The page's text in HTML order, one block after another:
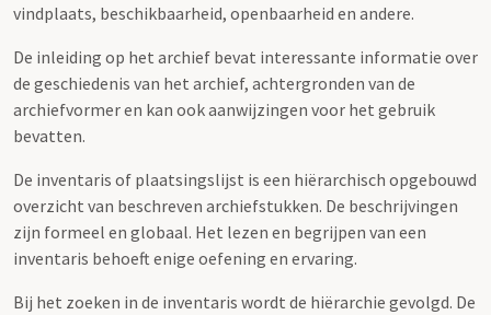
vindplaats, beschikbaarheid, openbaarheid en andere.
De inleiding op het archief bevat interessante informatie over
de geschiedenis van het archief, achtergronden van de
archiefvormer en kan ook aanwijzingen voor het gebruik
bevatten.
De inventaris of plaatsingslijst is een hiërarchisch opgebouwd
overzicht van beschreven archiefstukken. De beschrijvingen
zijn formeel en globaal. Het lezen en begrijpen van een
inventaris behoeft enige oefening en ervaring.
Bij het zoeken in de inventaris wordt de hiërarchie gevolgd. De